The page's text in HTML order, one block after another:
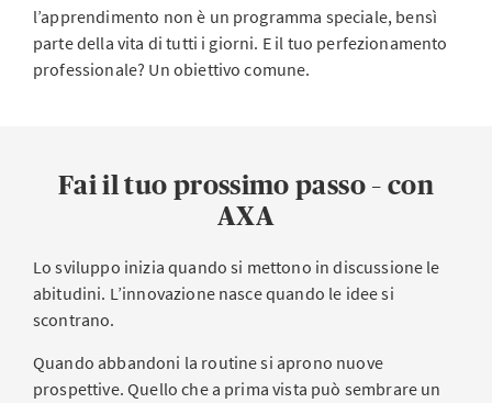
l’apprendimento non è un programma speciale, bensì
parte della vita di tutti i giorni. E il tuo perfezionamento
professionale? Un obiettivo comune.
Fai il tuo prossimo passo – con
AXA
Lo sviluppo inizia quando si mettono in discussione le
abitudini. L’innovazione nasce quando le idee si
scontrano.
Quando abbandoni la routine si aprono nuove
prospettive. Quello che a prima vista può sembrare un